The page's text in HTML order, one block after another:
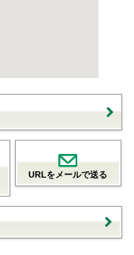
URLをメールで送る